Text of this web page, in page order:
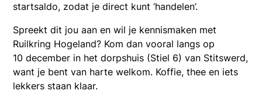
startsaldo, zodat je direct kunt ‘handelen’.
Spreekt dit jou aan en wil je kennismaken met
Ruilkring Hogeland? Kom dan vooral langs op
10 december in het dorpshuis (Stiel 6) van Stitswerd,
want je bent van harte welkom. Koffie, thee en iets
lekkers staan klaar.